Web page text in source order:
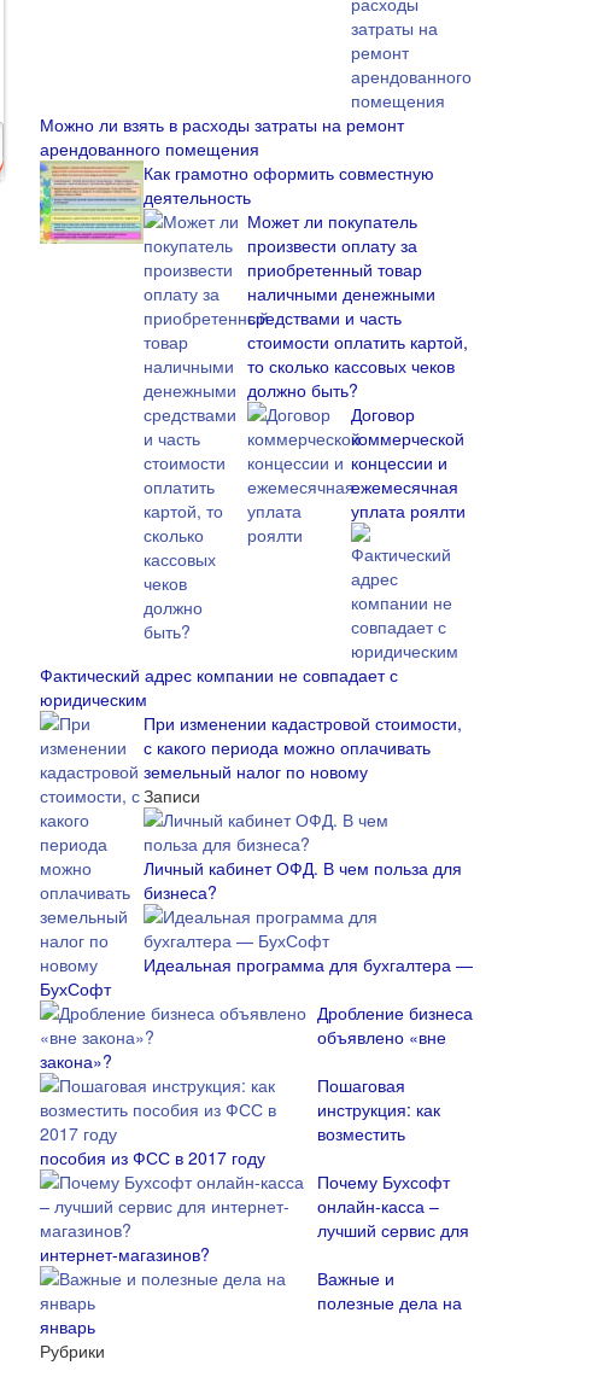
Можно ли взять в расходы затраты на ремонт
арендованного помещения
Как грамотно оформить совместную
деятельность
Может ли покупатель
произвести оплату за
приобретенный товар
наличными денежными
средствами и часть
стоимости оплатить картой,
то сколько кассовых чеков
должно быть?
Договор
коммерческой
концессии и
ежемесячная
уплата роялти
Фактический адрес компании не совпадает с
юридическим
При изменении кадастровой стоимости,
с какого периода можно оплачивать
земельный налог по новому
Записи
Личный кабинет ОФД. В чем польза для
бизнеса?
Идеальная программа для бухгалтера —
БухСофт
Дробление бизнеса
объявлено «вне
закона»?
Пошаговая
инструкция: как
возместить
пособия из ФСС в 2017 году
Почему Бухсофт
онлайн-касса –
лучший сервис для
интернет-магазинов?
Важные и
полезные дела на
январь
Рубрики